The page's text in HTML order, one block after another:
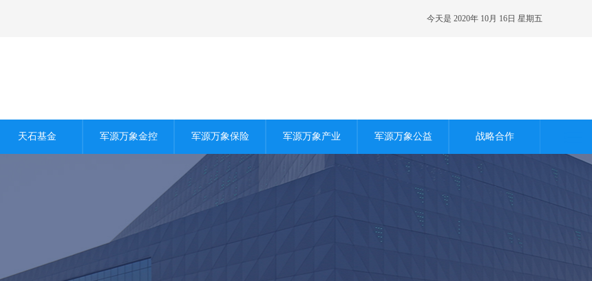
今天是 2020年 10月 16日 星期五
天石基金 军源万象金控 军源万象保险 军源万象产业 军源万象公益 战略合作